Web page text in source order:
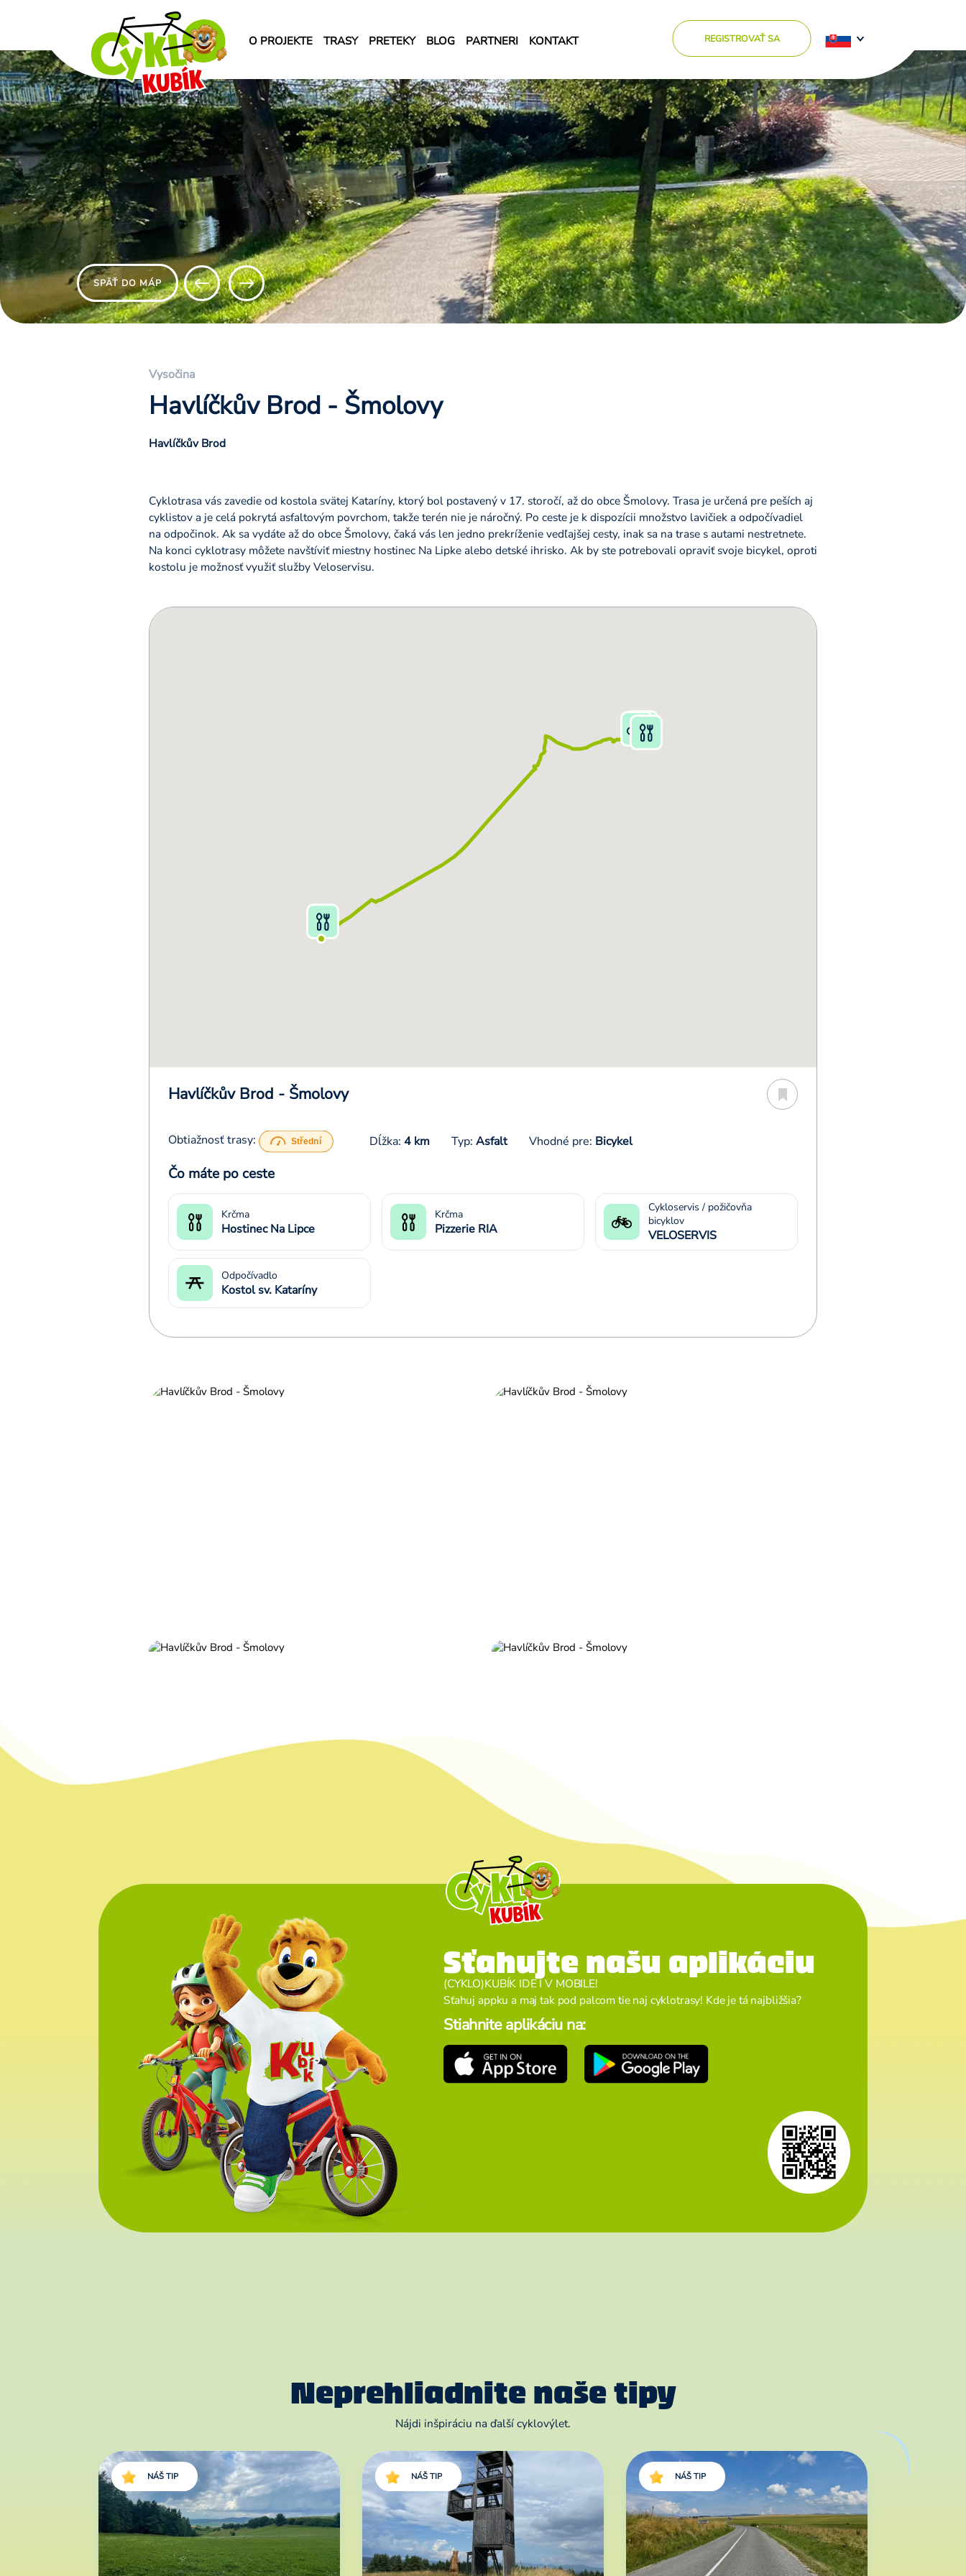
O PROJEKTE TRASY PRETEKY BLOG PARTNERI KONTAKT REGISTROVAŤ SA
SPÄŤ DO MÁP
Vysočina
Havlíčkův Brod - Šmolovy
Havlíčkův Brod
Cyklotrasa vás zavedie od kostola svätej Kataríny, ktorý bol postavený v 17. storočí, až do obce Šmolovy. Trasa je určená pre peších aj
cyklistov a je celá pokrytá asfaltovým povrchom, takže terén nie je náročný. Po ceste je k dispozícii množstvo lavičiek a odpočívadiel
na odpočinok. Ak sa vydáte až do obce Šmolovy, čaká vás len jedno prekríženie vedľajšej cesty, inak sa na trase s autami nestretnete.
Na konci cyklotrasy môžete navštíviť miestny hostinec Na Lipke alebo detské ihrisko. Ak by ste potrebovali opraviť svoje bicykel, oproti
kostolu je možnosť využiť služby Veloservisu.
Havlíčkův Brod - Šmolovy
Obtiažnosť trasy: Dĺžka: 4 km Typ: Asfalt Vhodné pre: Bicykel
Čo máte po ceste
Krčma
Hostinec Na Lipce
Krčma
Pizzerie RIA
Cykloservis / požičovňa
bicyklov
VELOSERVIS
Odpočívadlo
Kostol sv. Kataríny
Sťahujte našu aplikáciu
(CYKLO)KUBÍK IDE I V MOBILE!
Sťahuj appku a maj tak pod palcom tie naj cyklotrasy! Kde je tá najbližšia?
Stiahnite aplikáciu na:
Neprehliadnite naše tipy
Nájdi inšpiráciu na ďalší cyklovýlet.
NÁŠ TIP NÁŠ TIP NÁŠ TIP